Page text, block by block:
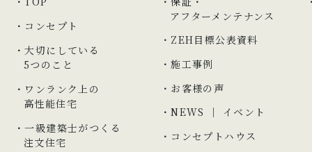
コンセプト
大切にしている
5つのこと
ワンランク上の
高性能住宅
一級建築士がつくる
注文住宅
アフターメンテナンス
ZEH目標公表資料
施工事例
お客様の声
NEWS ｜ イベント
コンセプトハウス